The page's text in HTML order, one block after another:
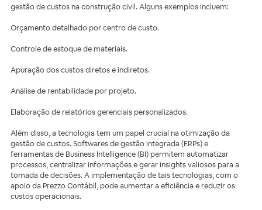
gestão de custos na construção civil. Alguns exemplos incluem:
Orçamento detalhado por centro de custo.
Controle de estoque de materiais.
Apuração dos custos diretos e indiretos.
Análise de rentabilidade por projeto.
Elaboração de relatórios gerenciais personalizados.
Além disso, a tecnologia tem um papel crucial na otimização da
gestão de custos. Softwares de gestão integrada (ERPs) e
ferramentas de Business Intelligence (BI) permitem automatizar
processos, centralizar informações e gerar insights valiosos para a
tomada de decisões. A implementação de tais tecnologias, com o
apoio da Prezzo Contábil, pode aumentar a eficiência e reduzir os
custos operacionais.